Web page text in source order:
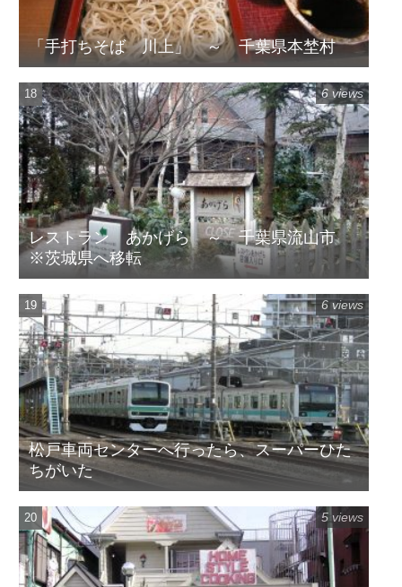
「手打ちそば 川上」 ～ 千葉県本埜村
レストラン あかげら ～ 千葉県流山市
※茨城県へ移転
6 views
松戸車両センターへ行ったら、スーパーひた
ちがいた
6 views
5 views